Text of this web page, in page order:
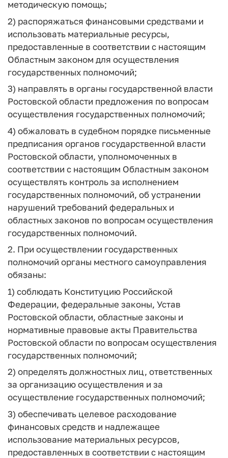
методическую помощь;
2) распоряжаться финансовыми средствами и
использовать материальные ресурсы,
предоставленные в соответствии с настоящим
Областным законом для осуществления
государственных полномочий;
3) направлять в органы государственной власти
Ростовской области предложения по вопросам
осуществления государственных полномочий;
4) обжаловать в судебном порядке письменные
предписания органов государственной власти
Ростовской области, уполномоченных в
соответствии с настоящим Областным законом
осуществлять контроль за исполнением
государственных полномочий, об устранении
нарушений требований федеральных и
областных законов по вопросам осуществления
государственных полномочий.
2. При осуществлении государственных
полномочий органы местного самоуправления
обязаны:
1) соблюдать Конституцию Российской
Федерации, федеральные законы, Устав
Ростовской области, областные законы и
нормативные правовые акты Правительства
Ростовской области по вопросам осуществления
государственных полномочий;
2) определять должностных лиц, ответственных
за организацию осуществления и за
осуществление государственных полномочий;
3) обеспечивать целевое расходование
финансовых средств и надлежащее
использование материальных ресурсов,
предоставленных в соответствии с настоящим